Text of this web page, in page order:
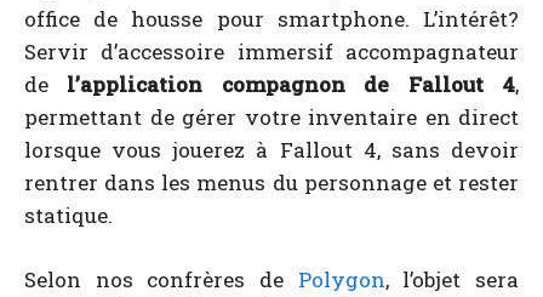
office de housse pour smartphone. L’intérêt?
Servir d’accessoire immersif accompagnateur
de l’application compagnon de Fallout 4,
permettant de gérer votre inventaire en direct
lorsque vous jouerez à Fallout 4, sans devoir
rentrer dans les menus du personnage et rester
statique.
Selon nos confrères de Polygon, l’objet sera